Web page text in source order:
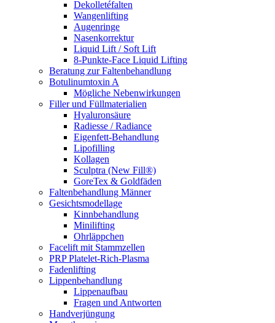
Dekolletéfalten
Wangenlifting
Augenringe
Nasenkorrektur
Liquid Lift / Soft Lift
8-Punkte-Face Liquid Lifting
Beratung zur Faltenbehandlung
Botulinumtoxin A
Mögliche Nebenwirkungen
Filler und Füllmaterialien
Hyaluronsäure
Radiesse / Radiance
Eigenfett-Behandlung
Lipofilling
Kollagen
Sculptra (New Fill®)
GoreTex & Goldfäden
Faltenbehandlung Männer
Gesichtsmodellage
Kinnbehandlung
Minilifting
Ohrläppchen
Facelift mit Stammzellen
PRP Platelet-Rich-Plasma
Fadenlifting
Lippenbehandlung
Lippenaufbau
Fragen und Antworten
Handverjüngung